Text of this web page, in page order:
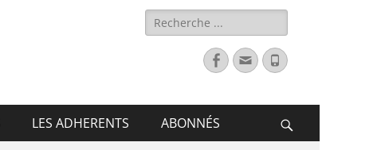
LES ADHERENTS ABONNÉS